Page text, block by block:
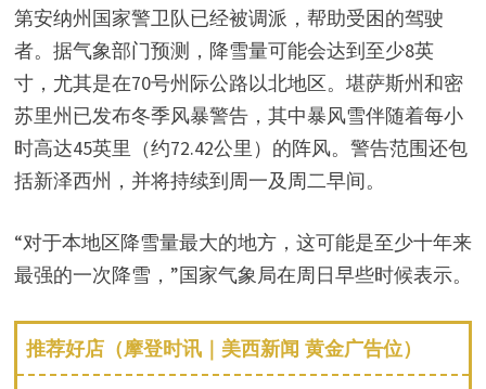
第安纳州国家警卫队已经被调派，帮助受困的驾驶
者。据气象部门预测，降雪量可能会达到至少8英
寸，尤其是在70号州际公路以北地区。堪萨斯州和密
苏里州已发布冬季风暴警告，其中暴风雪伴随着每小
时高达45英里（约72.42公里）的阵风。警告范围还包
括新泽西州，并将持续到周一及周二早间。
“对于本地区降雪量最大的地方，这可能是至少十年来
最强的一次降雪，”国家气象局在周日早些时候表示。
推荐好店（摩登时讯｜美西新闻 黄金广告位）